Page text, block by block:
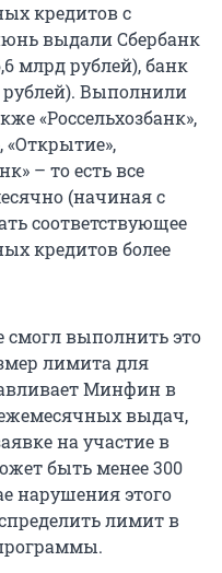
кредитов с
выдали Сбербанк
млрд рублей), банк
рублей). Выполнили
«Россельхозбанк»,
«Открытие»,
– то есть все
(начиная с
соответствующее
кредитов более
смогл выполнить это
лимита для
Минфин в
выдач,
на участие в
быть менее 300
нарушения этого
лимит в